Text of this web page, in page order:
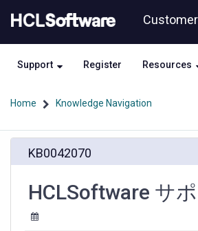
to
content
to
Support Register Resources
Home Knowledge Navigation
KB0042070
HCLSoftware サ